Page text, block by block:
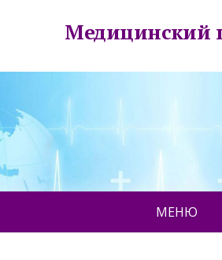
Медицинский
МЕНЮ